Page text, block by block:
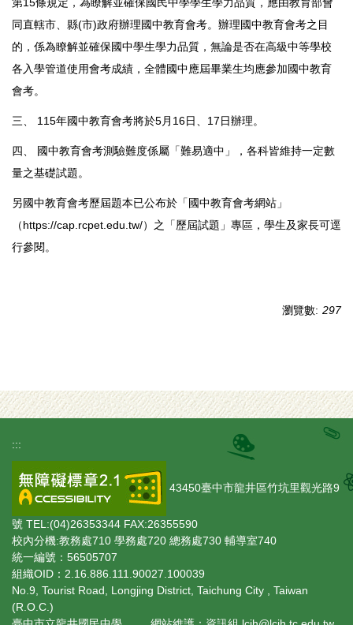
同直轄市、縣(市)政府辦理國中教育會考。辦理國中教育會考之目
的，係為瞭解並確保國中學生學力品質，無論是否在高級中等學校
各入學管道使用會考成績，全體國中應屆畢業生均應參加國中教育
會考。
三、 115年國中教育會考將於5月16日、17日辦理。
四、 國中教育會考測驗難度係屬「難易適中」，各科皆維持一定數
量之基礎試題。
另國中教育會考歷屆題本已公布於「國中教育會考網站」
（https://cap.rcpet.edu.tw/）之「歷屆試題」專區，學生及家長可逕
行參閱。
瀏覽數: 297
:::
43450臺中市龍井區竹坑里觀光路9
號 TEL:(04)26353344 FAX:26355590
校內分機:教務處710 學務處720 總務處730 輔導室740
統一編號：56505707
組織OID：2.16.886.111.90027.100039
No.9, Tourist Road, Longjing District, Taichung City , Taiwan
(R.O.C.)